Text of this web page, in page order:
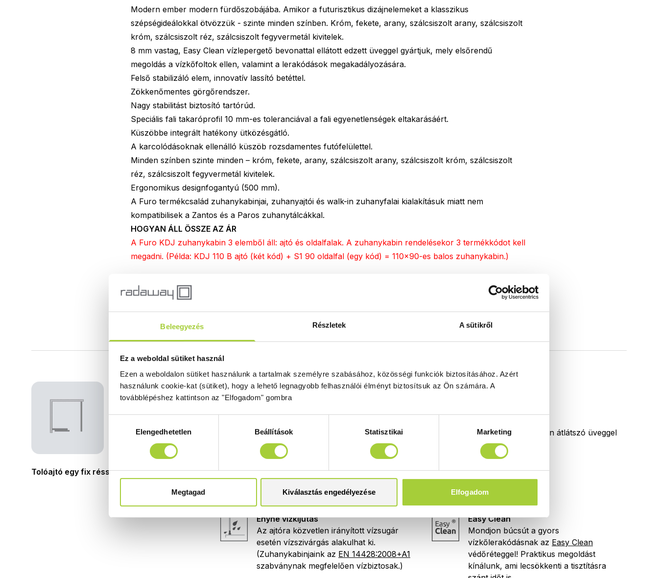
Beleegyezés Részletek A sütikről
Ez a weboldal sütiket használ
Ezen a weboldalon sütiket használunk a tartalmak személyre szabásához, közösségi funkciók biztosításához. Azért
használunk cookie-kat (sütiket), hogy a lehető legnagyobb felhasználói élményt biztosítsuk az Ön számára. A
továbblépéshez kattintson az "Elfogadom" gombra
kiválasztásaElengedhetetlen Beállítások Statisztikai Marketing
Megtagad Kiválasztás engedélyezése Elfogadom
Modern ember modern fürdőszobájába. Amikor a futurisztikus dizájnelemeket a klasszikus
szépségideálokkal ötvözzük - szinte minden színben. Króm, fekete, arany, szálcsiszolt arany, szálcsiszolt
króm, szálcsiszolt réz, szálcsiszolt fegyvermetál kivitelek.
8 mm vastag, Easy Clean vízlepergető bevonattal ellátott edzett üveggel gyártjuk, mely elsőrendű
megoldás a vízkőfoltok ellen, valamint a lerakódások megakadályozására.
Felső stabilizáló elem, innovatív lassító betéttel.
Zökkenőmentes görgőrendszer.
Nagy stabilitást biztosító tartórúd.
Speciális fali takaróprofil 10 mm-es toleranciával a fali egyenetlenségek eltakarásáért.
Küszöbbe integrált hatékony ütközésgátló.
A karcolódásoknak ellenálló küszöb rozsdamentes futófelülettel.
Minden színben szinte minden – króm, fekete, arany, szálcsiszolt arany, szálcsiszolt króm, szálcsiszolt
réz, szálcsiszolt fegyvermetál kivitelek.
Ergonomikus designfogantyú (500 mm).
A Furo termékcsalád zuhanykabinjai, zuhanyajtói és walk-in zuhanyfalai kialakításuk miatt nem
kompatibilisek a Zantos és a Paros zuhanytálcákkal.
HOGYAN ÁLL ÖSSZE AZ ÁR
A Furo KDJ zuhanykabin 3 elemből áll: ajtó és oldalfalak. A zuhanykabin rendelésekor 3 termékkódot kell
megadni. (Példa: KDJ 110 B ajtó (két kód) + S1 90 oldalfal (egy kód) = 110x90-es balos zuhanykabin.)
Tolóajtó egy fix résszel és egy oldalfallal
Alaptulajdonságok
Ez a termék
obbos kivitelben is
megvásárolható. A rendelésleadásnál
ügyeljen a pontos cikkszám megadására,
mert mindkét esetben más cikkszáma van
a terméknek!Útmutató a helyes termék
kiválasztásához.
Termékeinket alapáron átlátszó üveggel
kínáljuk.
Enyhe vízkijutás
Az ajtóra közvetlen irányított vízsugár
esetén vízszivárgás alakulhat ki.
(Zuhanykabinjaink az EN 14428:2008+A1
szabványnak megfelelően vízbiztosak.)
Easy Clean
Mondjon búcsút a gyors
vízkőlerakódásnak az Easy Clean
védőréteggel! Praktikus megoldást
kínálunk, ami lecsökkenti a tisztításra